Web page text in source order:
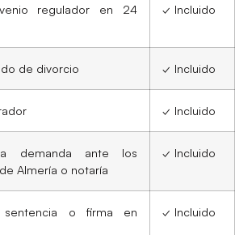
regulador en 24
✓ Incluido
de divorcio ✓ Incluido
✓ Incluido
demanda ante los
Almería o notaría
✓ Incluido
sentencia o firma en
✓ Incluido